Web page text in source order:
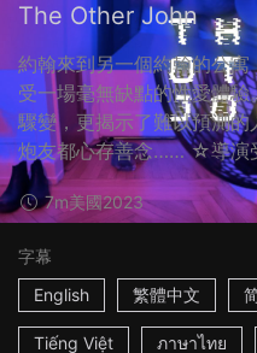
The Other John
約翰來到另一個約翰的公
受一場毫無缺點的性愛體
驟變，更揭示了難以預測
炮友都心存善念…… ☆導演
7m美國2023
字幕
English
繁體中文
Tiếng Việt ภาษาไทย